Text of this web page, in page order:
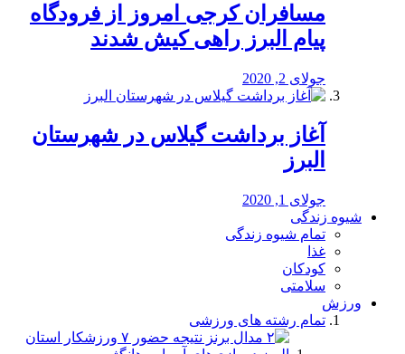
مسافران کرجی امروز از فرودگاه
پیام البرز راهی کیش شدند
جولای 2, 2020
آغاز برداشت گیلاس در شهرستان
البرز
جولای 1, 2020
شیوه زندگی
تمام شیوه زندگی
غذا
کودکان
سلامتی
ورزش
تمام رشته های ورزشی